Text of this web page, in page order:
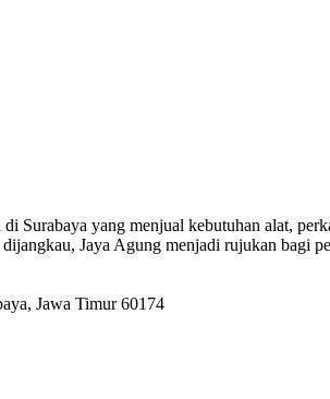
Surabaya yang menjual kebutuhan alat,
Jaya Agung menjadi rujukan bagi
Jawa Timur 60174